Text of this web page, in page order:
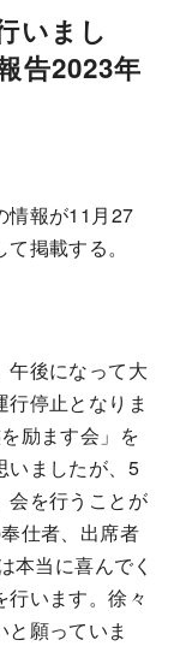
いまし
告2023年
情報が11月27
掲載する。
午後になって大
停止となりま
励ます会」を
いましたが、5
会を行うことが
仕者、出席者
本当に喜んでく
います。徐々
願っていま